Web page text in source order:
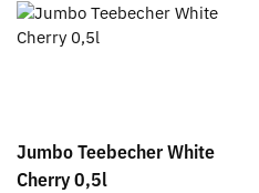
Jumbo Teebecher White
Cherry 0,5l